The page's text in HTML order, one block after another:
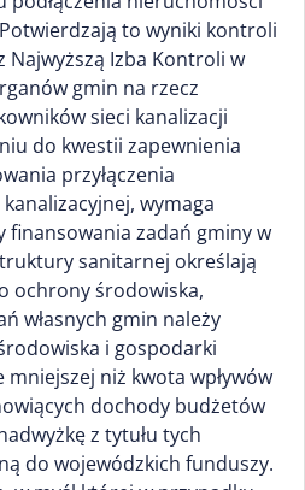
to wyniki kontroli
Izba Kontroli w
gmin na rzecz
sieci kanalizacji
do kwestii zapewnienia
przyłączenia
wymaga
finansowania zadań gminy w
sanitarnej określają
ochrony środowiska,
własnych gmin należy
i gospodarki
niż kwota wpływów
dochody budżetów
z tytułu tych
do wojewódzkich funduszy.